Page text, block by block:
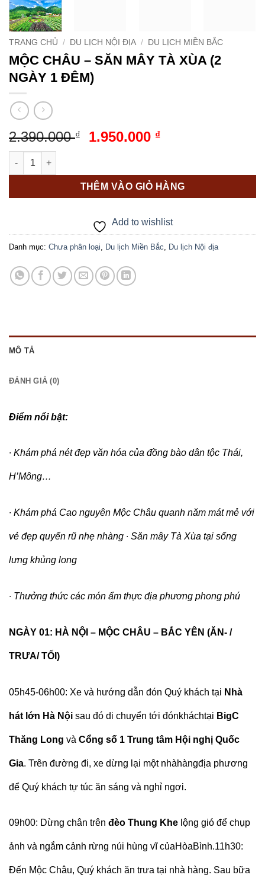
TRANG CHỦ / DU LỊCH NỘI ĐỊA / DU LỊCH MIỀN BẮC
MỘC CHÂU – SĂN MÂY TÀ XÙA (2
NGÀY 1 ĐÊM)
2.390.000₫
Giá
2.390.000 ₫.
1.950.000 ₫Giá
là:
1.950.000 ₫.
MỘC CHÂU - SĂN MÂY TÀ XÙA (2 NGÀY 1 ĐÊM) số lượng
THÊM VÀO GIỎ HÀNG
Add to wishlist
Danh mục: Chưa phân loại Du lịch Miền Bắc Du lịch Nội địa
MÔ TẢ
ĐÁNH GIÁ (0)
Điểm nổi bật:
∙ Khám phá nét đẹp văn hóa của đồng bào dân tộc Thái,
H’Mông…
∙ Khám phá Cao nguyên Mộc Châu quanh năm mát mẻ với
vẻ đẹp quyến rũ nhẹ nhàng ∙ Săn mây Tà Xùa tại sống
lưng khủng long
∙ Thưởng thức các món ẩm thực địa phương phong phú
NGÀY 01: HÀ NỘI – MỘC CHÂU – BẮC YÊN (ĂN- /
TRƯA/ TỐI)
05h45-06h00: Xe và hướng dẫn đón Quý khách tại Nhà
hát lớn Hà Nội sau đó di chuyển tới đónkháchtại BigC
Thăng Long và Cổng số 1 Trung tâm Hội nghị Quốc
Gia. Trên đường đi, xe dừng lại một nhàhàngđịa phương
để Quý khách tự túc ăn sáng và nghỉ ngơi.
09h00: Dừng chân trên đèo Thung Khe lộng gió để chụp
ảnh và ngắm cảnh rừng núi hùng vĩ củaHòaBình.11h30:
Đến Mộc Châu, Quý khách ăn trưa tại nhà hàng. Sau bữa